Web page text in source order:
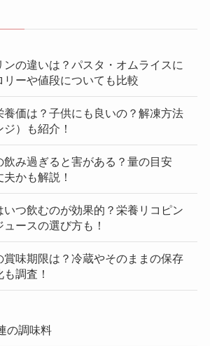
ンの違いは？パスタ・オムライスに
ーや値段についても比較
養価は？子供にも良いの？解凍方法
ジ）も紹介！
飲み過ぎると害がある？量の目安
かも解説！
いつ飲むのが効果的？栄養リコピン
ースの選び方も！
賞味期限は？冷蔵やそのままの保存
調査！
の調味料